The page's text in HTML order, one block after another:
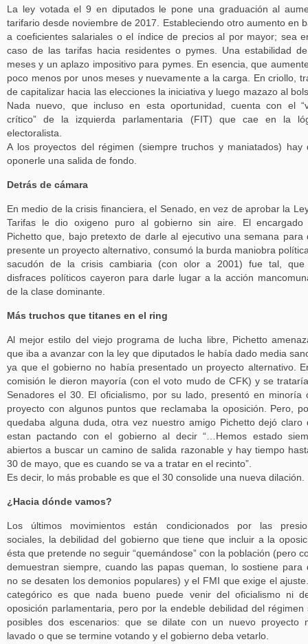
La ley votada el 9 en diputados le pone una graduación al
tarifario desde noviembre de 2017. Estableciendo otro aumento en
a coeficientes salariales o el índice de precios al por mayor; sea
caso de las tarifas hacia residentes o pymes. Una estabilidad
meses y un aplazo impositivo para pymes. En esencia, que
poco menos por unos meses y nuevamente a la carga. En criollo,
de capitalizar hacia las elecciones la iniciativa y luego mazazo al
Nada nuevo, que incluso en esta oportunidad, cuenta con el
crítico” de la izquierda parlamentaria (FIT) que cae en la
electoralista.
A los proyectos del régimen (siempre truchos y maniatados) hay
oponerle una salida de fondo.
Detrás de cámara
En medio de la crisis financiera, el Senado, en vez de aprobar la
Tarifas le dio oxigeno puro al gobierno sin aire. El encargado
Pichetto que, bajo pretexto de darle al ejecutivo una semana para
presente un proyecto alternativo, consumó la burda maniobra
sacudón de la crisis cambiaria (con olor a 2001) fue tal, que
disfraces políticos cayeron para darle lugar a la acción
de la clase dominante.
Más truchos que titanes en el ring
Al mejor estilo del viejo programa de lucha libre, Pichetto
que iba a avanzar con la ley que diputados le había dado media
ya que el gobierno no había presentado un proyecto alternativo.
comisión le dieron mayoría (con el voto mudo de CFK) y se
Senadores el 30. El oficialismo, por su lado, presentó en minoría
proyecto con algunos puntos que reclamaba la oposición. Pero,
quedaba alguna duda, otra vez nuestro amigo Pichetto dejó claro
estan pactando con el gobierno al decir “…Hemos estado
abiertos a buscar un camino de salida razonable y hay tiempo
30 de mayo, que es cuando se va a tratar en el recinto”.
Es decir, lo más probable es que el 30 consolide una nueva dilación.
¿Hacia dónde vamos?
Los últimos movimientos están condicionados por las
sociales, la debilidad del gobierno que tiene que incluir a la
ésta que pretende no seguir “quemándose” con la población (pero
demuestran siempre, cuando las papas queman, lo sostiene para
no se desaten los demonios populares) y el FMI que exige el
categórico es que nada bueno puede venir del oficialismo ni
oposición parlamentaria, pero por la endeble debilidad del régimen
posibles dos escenarios: que se dilate con un nuevo proyecto
lavado o que se termine votando y el gobierno deba vetarlo.